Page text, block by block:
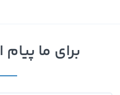
برای ما